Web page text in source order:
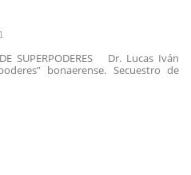
DE SUPERPODERES Dr. Lucas Iván
bonaerense. Secuestro de